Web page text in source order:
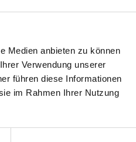
Medien anbieten zu können
Verwendung unserer
führen diese Informationen
im Rahmen Ihrer Nutzung